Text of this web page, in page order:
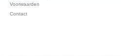
Voorwaarden
Contact